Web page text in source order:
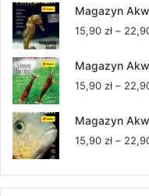
Magazyn
15,90 zł –
Magazyn
15,90 zł –
Magazyn
15,90 zł –